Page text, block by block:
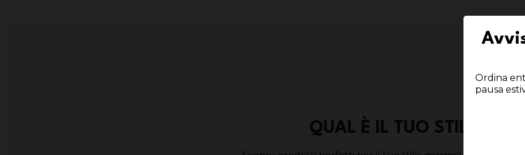
Ordina
pausa
QUAL È IL TUO STILE